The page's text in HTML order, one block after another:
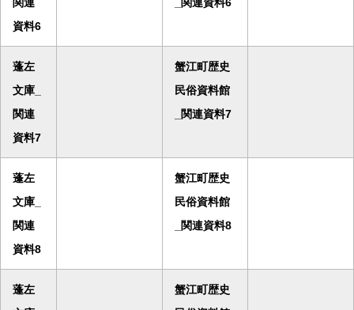
関連
資料6
_関連資料6
蓬左
文庫_
関連
資料7
蟹江町歴史
民俗資料館
_関連資料7
蓬左
文庫_
関連
資料8
蟹江町歴史
民俗資料館
_関連資料8
蓬左
蟹江町歴史